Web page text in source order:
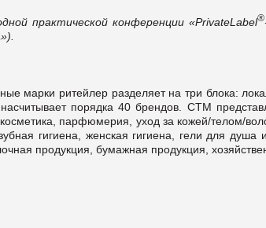
практической конференции «PrivateLabel®
марки ритейлер разделяет на три блока:
порядка 40 брендов. СТМ
парфюмерия, уход за кожей/телом/
гигиена, женская гигиена, гели для
продукция, бумажная продукция,